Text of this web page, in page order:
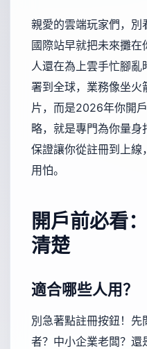
親愛的雲端玩家們，
國際站早就把未來攤在
人還在為上雲手忙腳
署到全球，業務像坐火
片，而是2026年你開
略，就是專門為你量身
保證讓你從註冊到上線
用怕。
開戶前必看
清楚
適合哪些人用？
別急著點註冊按鈕！
者？中小企業老闆？還